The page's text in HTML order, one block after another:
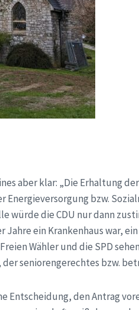
aber klar: „Die Erhaltung
Energieversorgung bzw.
würde die CDU nur dann
Jahre ein Krankenhaus war,
Wähler und die SPD
seniorengerechtes bzw.
Entscheidung, den Antrag